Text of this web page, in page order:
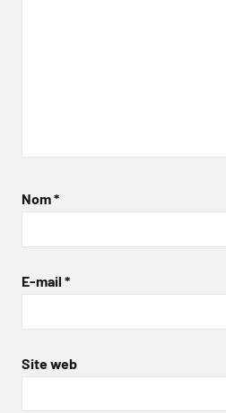
Nom*
E-mail *
Site web